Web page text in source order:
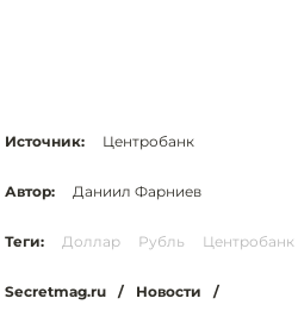
Источник: Центробанк
Автор: Даниил Фарниев
Теги: Доллар Рубль Центробанк
Secretmag.ru / Новости
/